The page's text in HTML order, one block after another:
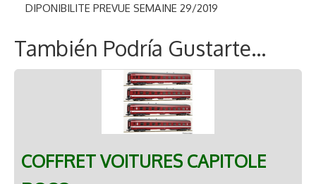
DIPONIBILITE PREVUE SEMAINE 29/2019
También Podría Gustarte...
COFFRET VOITURES CAPITOLE